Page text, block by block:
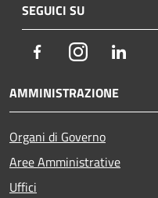
SEGUICI SU
FacebookInstagram
AMMINISTRAZIONE
Organi di Governo
Aree Amministrative
Uffici